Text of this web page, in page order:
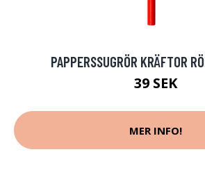
PAPPERSSUGRÖR KRÄFTOR
39 SEK
MER INFO!